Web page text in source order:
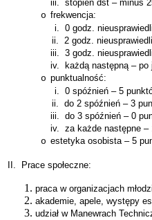
iii. stopień dst – minus
o frekwencja:
i. 0 godz.
ii. 2 godz.
iii. 3 godz.
iv.
każdą następną –
o punktualność:
i. 0 spóźnień – 5
ii. do 2 spóźnień – 3
iii. do 3 spóźnień – 0
iv. za każde następne –
o estetyka osobista – 5
II. Prace społeczne:
praca w organizacjach
akademie, apele, występy
udział w Manewrach